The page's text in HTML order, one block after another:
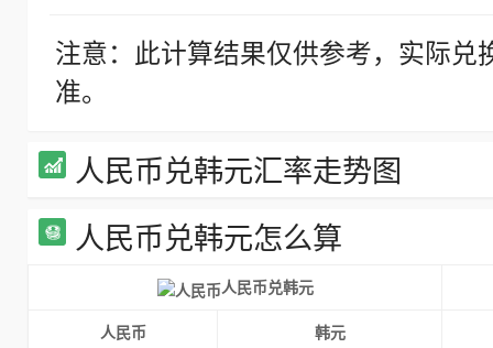
注意：此计算结果仅供参考，实际
准。
人民币兑韩元汇率走势图
人民币兑韩元怎么算
人民币兑韩元
人民币
韩元